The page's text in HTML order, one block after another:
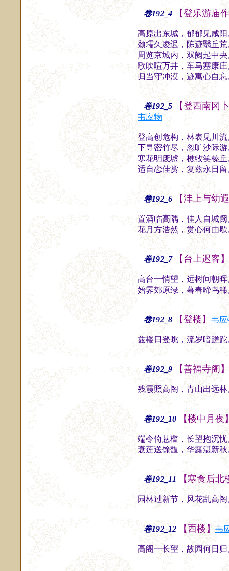
卷192_4 【登乐游庙
高原出东城，郁郁见咸
颓壖久凌迟，陈迹翳丘
周览京城内，双阙起中
歌吹喧万井，车马塞康
归当守冲漠，迹寓心自忘
卷192_5 【登西南冈
韦应物
登高创危构，林表见川
下寻密竹尽，忽旷沙际
寒花明废墟，樵牧笑榛
适自恋佳赏，复兹永日留
卷192_6 【沣上与幼
置酒临高隅，佳人自城
花月方浩然，赏心何由歇
卷192_7 【台上迟客】
高台一悄望，远树间朝
始霁郊原绿，暮春啼鸟
卷192_8 【登楼】 韦应
兹楼日登眺，流岁暗蹉
卷192_9 【善福寺阁】
残霞照高阁，青山出远
卷192_10 【楼中月夜
端令倚悬槛，长望抱沉
衰莲送馀馥，华露湛新
卷192_11 【寒食后北
园林过新节，风花乱高
卷192_12 【西楼】韦
高阁一长望，故园何日